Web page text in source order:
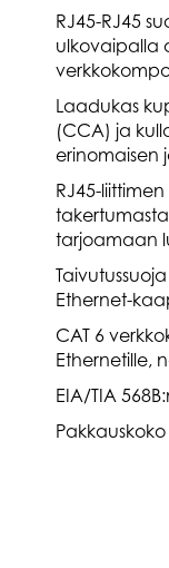
RJ45-RJ45
ulkovaipalla
Laadukas
(CCA) ja
erinomaisen
RJ45-
tarjoamaan
Ethernet-
CAT 6
Ethernetille,
EIA/TIA